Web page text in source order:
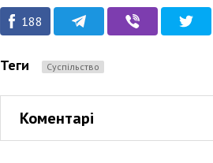
188
Теги Суспільство
Коментарі